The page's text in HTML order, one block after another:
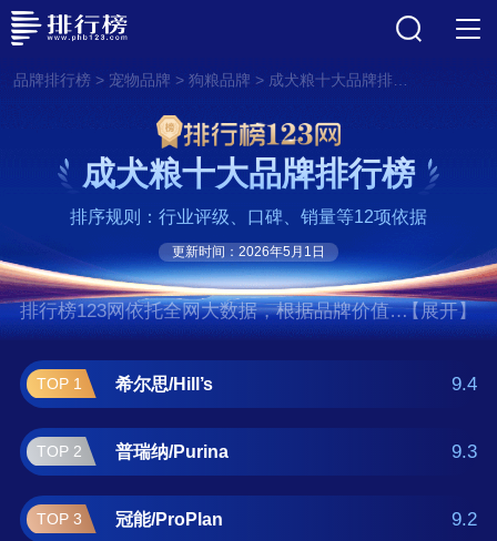
品牌排行榜> 宠物品牌 > 狗粮品牌 > 成犬粮十大品牌排行榜
成犬粮十大品牌排行榜
排序规则：行业评级、口碑、销量等12项依据
更新时间：2026年5月1日
排行榜123网依托全网大数据，根据品牌价值、
口碑评价等多项指数评选出了成犬粮十大品牌
排行榜,前十名分别是希尔思/Hill’s、普瑞
纳/Purina、冠能/ProPlan、宝路/Pedigree、渴
望/Orijen、皇家/ROYAL CANIN、爱肯
拿/ACANA、素力高/SOLID GOLD、麦德氏/IN-
PLUS、麻利/Merrick。如果您正在查找成犬粮
什么牌子好？那么本成犬粮十大品牌榜单可供
【展开】
TOP 1 希尔思/Hill’s 9.4
TOP 2 普瑞纳/Purina 9.3
TOP 3 冠能/ProPlan 9.2